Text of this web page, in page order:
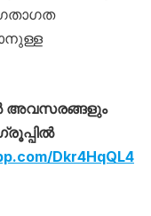
അവസരങ്ങളും
Dkr4HqQL4